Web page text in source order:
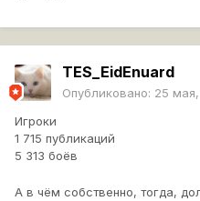
TES_EidEnuard
Опубликовано: 25
Игроки
1 715 публикаций
5 313 боёв
А в чём собственно, тогда,